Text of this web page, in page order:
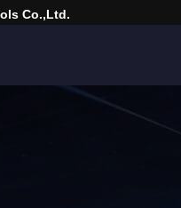
Co.,Ltd.